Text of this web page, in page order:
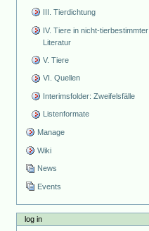
III. Tierdichtung
IV. Tiere in nicht-tierbestimmter
Literatur
V. Tiere
VI. Quellen
Interimsfolder: Zweifelsfälle
Listenformate
Manage
Wiki
News
Events
log in